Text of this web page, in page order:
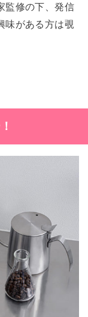
監修の下、発信
味がある方は覗